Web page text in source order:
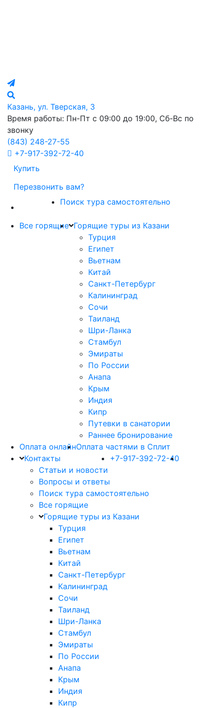
Казань, ул. Тверская, 3
Время работы: Пн-Пт с 09:00 до 19:00, Сб-Вс по
звонку
(843) 248-27-55
+7-917-392-72-40
Купить
Перезвонить вам?
Поиск тура самостоятельно
Все горящие Горящие туры из Казани
Турция
Египет
Вьетнам
Китай
Санкт-Петербург
Калининград
Сочи
Таиланд
Шри-Ланка
Стамбул
Эмираты
По России
Анапа
Крым
Индия
Кипр
Путевки в санатории
Раннее бронирование
Оплата онлайнОплата частями в Сплит
Контакты
Статьи и новости
Вопросы и ответы
+7-917-392-72-40
Поиск тура самостоятельно
Все горящие
Горящие туры из Казани
Турция
Египет
Вьетнам
Китай
Санкт-Петербург
Калининград
Сочи
Таиланд
Шри-Ланка
Стамбул
Эмираты
По России
Анапа
Крым
Индия
Кипр